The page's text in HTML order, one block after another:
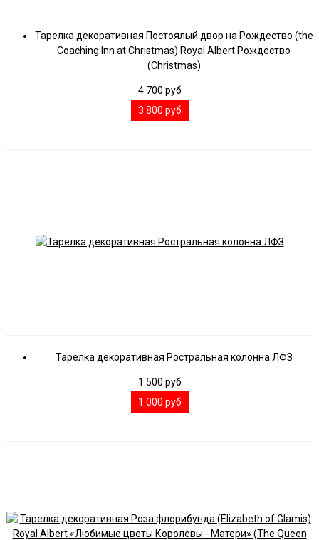
Тарелка декоративная Постоялый двор на Рождество (the
Coaching Inn at Christmas) Royal Albert Рождество
(Christmas)
4 700 руб
3 800 руб
Тарелка декоративная Ростральная колонна ЛФЗ
1 500 руб
1 000 руб